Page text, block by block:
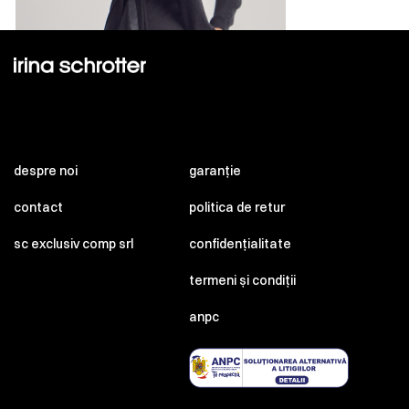
despre noi
contact
sc exclusiv comp srl
garanție
politica de retur
confidențialitate
termeni și condiții
anpc